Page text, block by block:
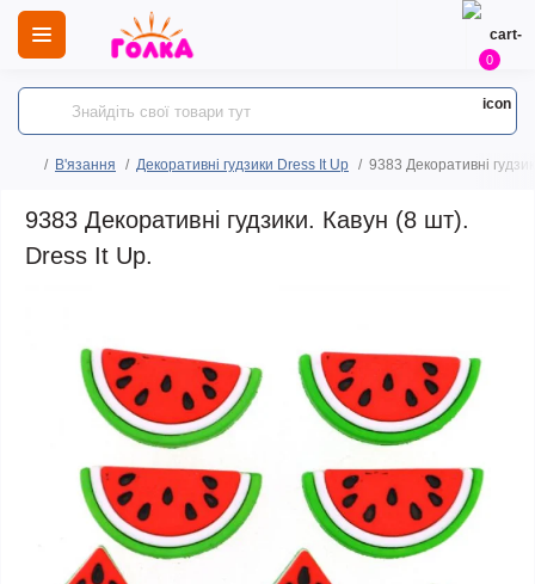
0
В'язання Декоративні гудзики Dress It Up 9383 Декоративні
9383 Декоративні гудзики. Кавун (8 шт).
Dress It Up.